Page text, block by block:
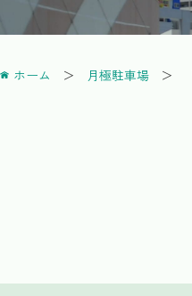
ホーム 月極駐車場